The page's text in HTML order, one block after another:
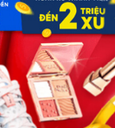
Đại gia đình,
bắt đầu xôn xao.
biến thành tiếng kêu
căm phẫn, đổ dồn
run rẩy chỉ vào